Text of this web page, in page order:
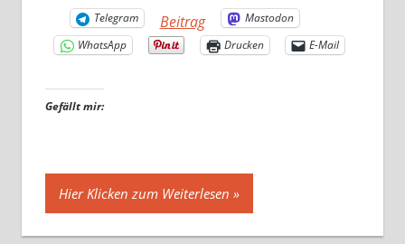
Telegram
Beitrag
Mastodon
WhatsApp
Drucken E-Mail
Gefällt mir:
Hier Klicken zum Weiterlesen